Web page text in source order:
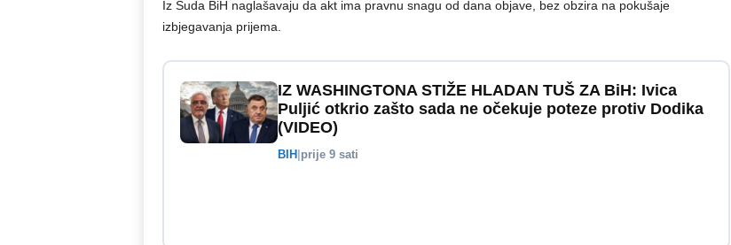
Iz Suda BiH naglašavaju da akt ima pravnu snagu od dana objave, bez obzira na pokušaje
izbjegavanja prijema.
IZ WASHINGTONA STIŽE HLADAN TUŠ ZA BiH: Ivica
Puljić otkrio zašto sada ne očekuje poteze protiv Dodika
(VIDEO)
BIH prije 9 sati